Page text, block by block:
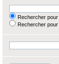
Rechercher
Rechercher